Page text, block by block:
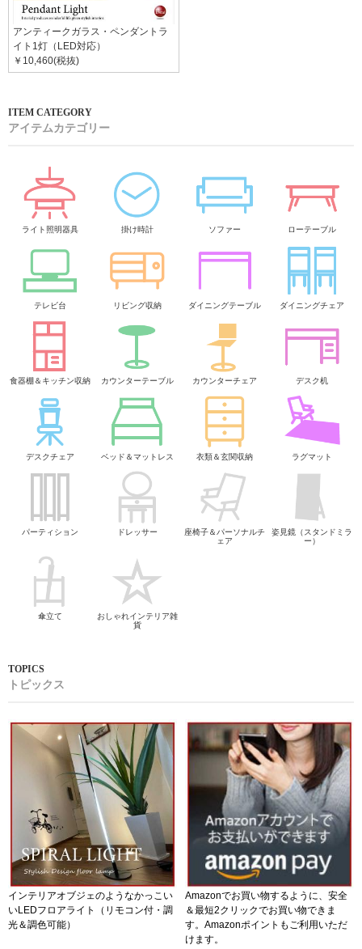
アンティークガラス・ペンダントラ
イト1灯（LED対応）
￥10,460(税抜)
アイテムカテゴリー
ライト照明器具 掛け時計 ソファー ローテーブル
テレビ台 リビング収納 ダイニングテーブル ダイニングチェア
食器棚＆キッチン収納 カウンターテーブル カウンターチェア デスク机
デスクチェア ベッド＆マットレス 衣類＆玄関収納 ラグマット
パーティション ドレッサー
座椅子＆パーソナルチ
ェア
姿見鏡（スタンドミラ
ー）
傘立て
おしゃれインテリア雑
貨
トピックス
インテリアオブジェのようなかっこい
いLEDフロアライト（リモコン付・調
光＆調色可能）
Amazonでお買い物するように、安全
＆最短2クリックでお買い物できま
す。Amazonポイントもご利用いただ
けます。